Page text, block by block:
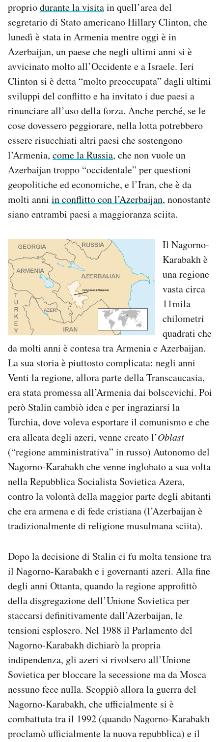
propriodurante la visitain quell’area del
segretario di Stato americano Hillary Clinton, che
lunedì è stata in Armenia mentre oggi è in
Azerbaijan, un paese che negli ultimi anni si è
avvicinato molto all’Occidente e a Israele. Ieri
Clinton si è detta “molto preoccupata” dagli ultimi
sviluppi del conflitto e ha invitato i due paesi a
rinunciare all’uso della forza. Anche perché, se le
cose dovessero peggiorare, nella lotta potrebbero
essere risucchiati altri paesi che sostengono
l’Armenia, come la Russia, che non vuole un
Azerbaijan troppo “occidentale” per questioni
geopolitiche ed economiche, e l’Iran, che è da
molti anni in conflitto con l’Azerbaijan, nonostante
siano entrambi paesi a maggioranza sciita.
Il Nagorno-
Karabakh è
una regione
vasta circa
11mila
chilometri
quadrati che
da molti anni è contesa tra Armenia e Azerbaijan.
La sua storia è piuttosto complicata: negli anni
Venti la regione, allora parte della Transcaucasia,
era stata promessa all’Armenia dai bolscevichi. Poi
però Stalin cambiò idea e per ingraziarsi la
Turchia, dove voleva esportare il comunismo e che
era alleata degli azeri, venne creato l’Oblast
(“regione amministrativa” in russo) Autonomo del
Nagorno-Karabakh che venne inglobato a sua volta
nella Repubblica Socialista Sovietica Azera,
contro la volontà della maggior parte degli abitanti
che era armena e di fede cristiana (l’Azerbaijan è
tradizionalmente di religione musulmana sciita).
Dopo la decisione di Stalin ci fu molta tensione tra
il Nagorno-Karabakh e i governanti azeri. Alla fine
degli anni Ottanta, quando la regione approfittò
della disgregazione dell’Unione Sovietica per
staccarsi definitivamente dall’Azerbaijan, le
tensioni esplosero. Nel 1988 il Parlamento del
Nagorno-Karabakh dichiarò la propria
indipendenza, gli azeri si rivolsero all’Unione
Sovietica per bloccare la secessione ma da Mosca
nessuno fece nulla. Scoppiò allora la guerra del
Nagorno-Karabakh, che ufficialmente si è
combattuta tra il 1992 (quando Nagorno-Karabakh
proclamò ufficialmente la nuova repubblica) e il